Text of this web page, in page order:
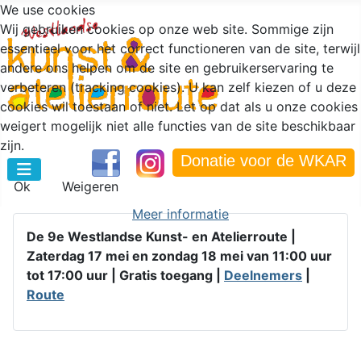
Donatie voor de WKAR
De 9e Westlandse Kunst- en Atelierroute |
Zaterdag 17 mei en zondag 18 mei van 11:00 uur
tot 17:00 uur | Gratis toegang | Deelnemers
Route
We use cookies
Wij gebruiken cookies op onze web site. Sommige zijn
essentieel voor het correct functioneren van de site, terwijl
andere ons helpen om de site en gebruikerservaring te
verbeteren (tracking cookies). U kan zelf kiezen of u deze
cookies wil toestaan of niet. Let op dat als u onze cookies
weigert mogelijk niet alle functies van de site beschikbaar
zijn.
Ok
Weigeren
Meer informatie